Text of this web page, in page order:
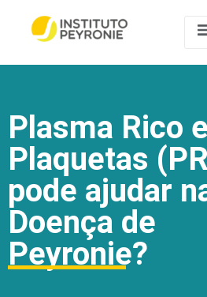
Plasma Rico
Plaquetas
pode ajudar
Doença de
Peyronie?